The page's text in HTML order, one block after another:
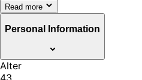
Read more
Personal Information
Alter
43